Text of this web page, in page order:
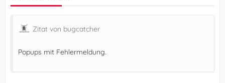
Zitat von bugcatcher
Popups mit Fehlermeldung.